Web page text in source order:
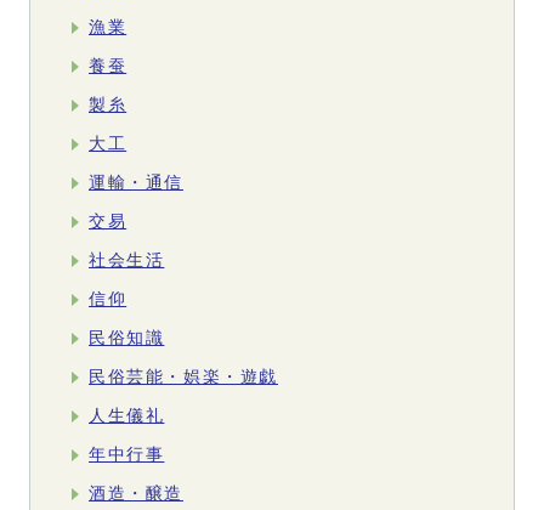
漁業
養蚕
製糸
大工
運輸・通信
交易
社会生活
信仰
民俗知識
民俗芸能・娯楽・遊戯
人生儀礼
年中行事
酒造・醸造